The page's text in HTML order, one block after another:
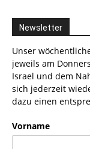
Newsletter
Unser
jeweils am
Israel und dem
sich jederzeit
dazu einen
Vorname